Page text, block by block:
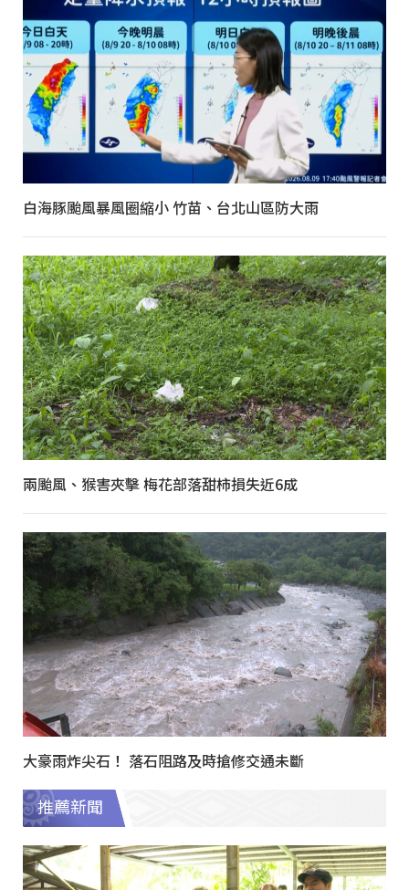
白海豚颱風暴風圈縮小 竹苗、台北山區防大雨
兩颱風、猴害夾擊 梅花部落甜柿損失近6成
大豪雨炸尖石！ 落石阻路及時搶修交通未斷
推薦新聞